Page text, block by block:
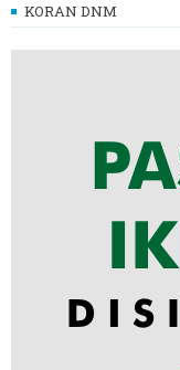
KORAN DNM